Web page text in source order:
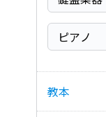
教本